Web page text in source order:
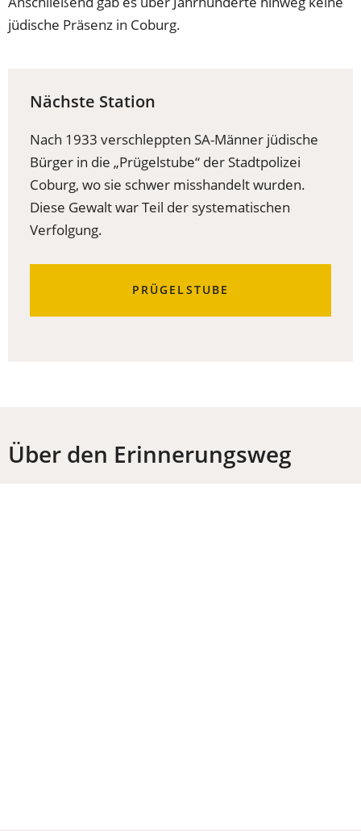
jüdische Präsenz in Coburg.
Nächste Station
Nach 1933 verschleppten SA-Männer jüdische
Bürger in die „Prügelstube“ der Stadtpolizei
Coburg, wo sie schwer misshandelt wurden.
Diese Gewalt war Teil der systematischen
Verfolgung.
PRÜGELSTUBE
Über den Erinnerungsweg